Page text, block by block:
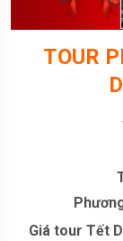
TOUR
Giá tour Tết